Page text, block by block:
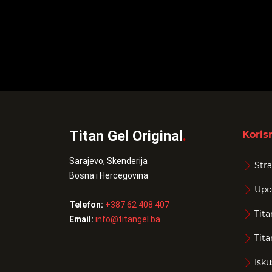
Titan Gel Original .
Sarajevo, Skenderija
Bosna i Hercegovina
Telefon: +387 62 408 407
Email: info@titangel.ba